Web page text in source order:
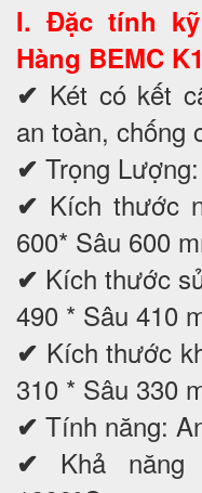
I. Đặc tính
Hàng BEMC
✔ Két có kết
an toàn, chống
✔ Trọng
✔ Kích thước
600* Sâu 600
✔ Kích thước
490 * Sâu 410
✔ Kích thước
310 * Sâu 330
✔ Tính năng:
✔ Khả